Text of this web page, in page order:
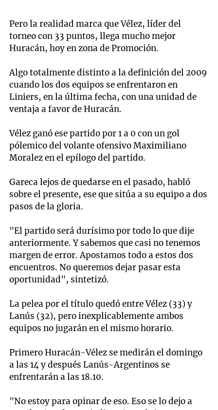
Pero la realidad marca que Vélez, líder del
torneo con 33 puntos, llega mucho mejor
Huracán, hoy en zona de Promoción.
Algo totalmente distinto a la definición del 2009
cuando los dos equipos se enfrentaron en
Liniers, en la última fecha, con una unidad de
ventaja a favor de Huracán.
Vélez ganó ese partido por 1 a 0 con un gol
pólemico del volante ofensivo Maximiliano
Moralez en el epílogo del partido.
Gareca lejos de quedarse en el pasado, habló
sobre el presente, ese que sitúa a su equipo a dos
pasos de la gloria.
"El partido será durísimo por todo lo que dije
anteriormente. Y sabemos que casi no tenemos
margen de error. Apostamos todo a estos dos
encuentros. No queremos dejar pasar esta
oportunidad", sintetizó.
La pelea por el título quedó entre Vélez (33) y
Lanús (32), pero inexplicablemente ambos
equipos no jugarán en el mismo horario.
Primero Huracán-Vélez se medirán el domingo
a las 14 y después Lanús-Argentinos se
enfrentarán a las 18.10.
"No estoy para opinar de eso. Eso se lo dejo a